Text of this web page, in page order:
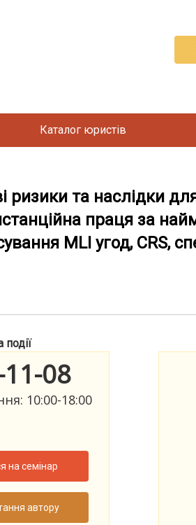
Каталог юристів
та наслідки
праця за
MLI угод, CRS,
події
08
10:00-18:00
на семінар
автору